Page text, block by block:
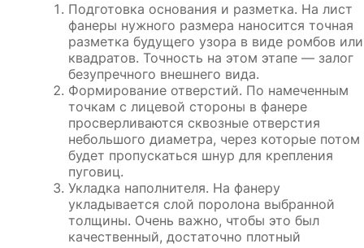
Подготовка основания и разметка. На лист
фанеры нужного размера наносится точная
разметка будущего узора в виде ромбов или
квадратов. Точность на этом этапе — залог
безупречного внешнего вида.
Формирование отверстий. По намеченным
точкам с лицевой стороны в фанере
просверливаются сквозные отверстия
небольшого диаметра, через которые потом
будет пропускаться шнур для крепления
пуговиц.
Укладка наполнителя. На фанеру
укладывается слой поролона выбранной
толщины. Очень важно, чтобы это был
качественный, достаточно плотный